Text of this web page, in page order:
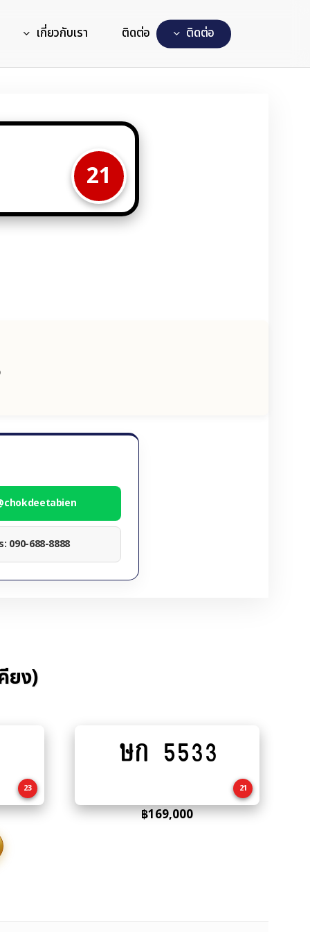
เกี่ยวกับเรา ติดต่อ ตดตอ
21
: 090-688-8888
ยง)
23
Add
to
ษก 5533
21
฿169,000